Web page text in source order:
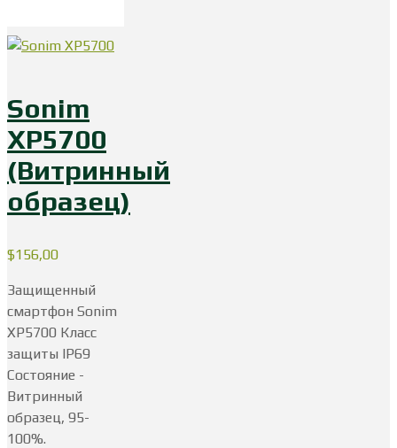
Sonim
XP5700
(Витринный
образец)
$156,00
Защищенный
смартфон Sonim
XP5700 Класс
защиты IP69
Состояние -
Витринный
образец, 95-
100%.